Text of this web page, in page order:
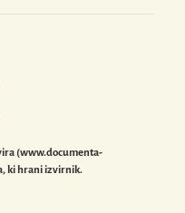
(www.documenta-
ki hrani izvirnik.